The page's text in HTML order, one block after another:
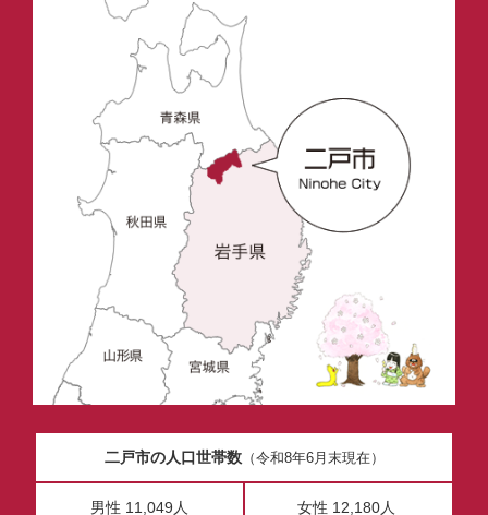
二戸市の人口世帯数（令和8年6月末現在）
男性 11,049人 女性 12,180人